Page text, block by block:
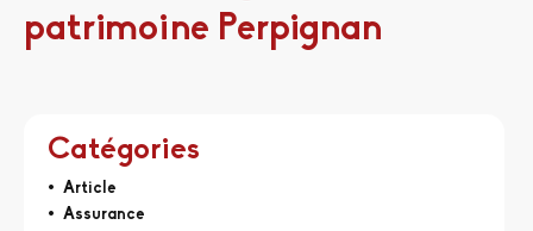
patrimoine Perpignan
Catégories
Article
Assurance